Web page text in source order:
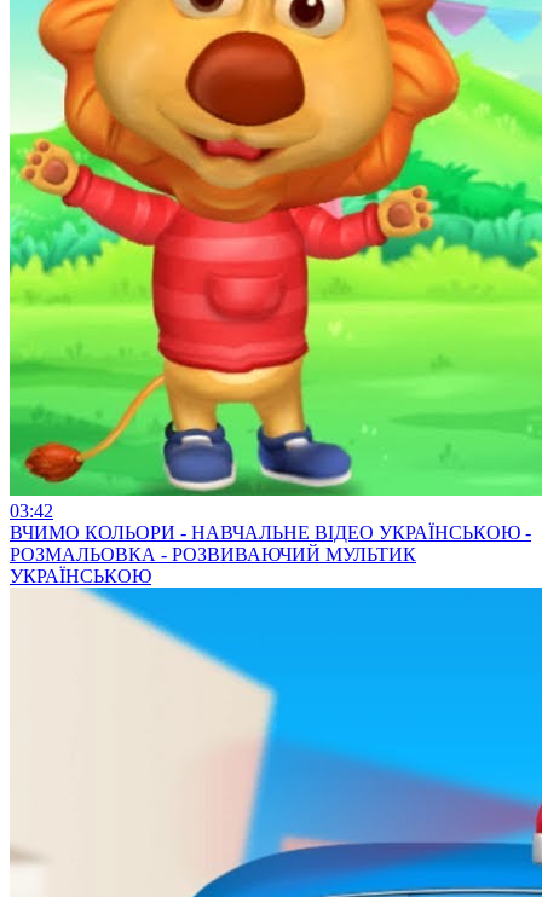
03:42
ВЧИМО КОЛЬОРИ - НАВЧАЛЬНЕ ВІДЕО УКРАЇНСЬКОЮ -
РОЗМАЛЬОВКА - РОЗВИВАЮЧИЙ МУЛЬТИК
УКРАЇНСЬКОЮ